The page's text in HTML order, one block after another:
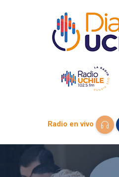
Radio en vivo